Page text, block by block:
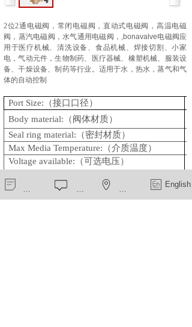
2位2通电磁阀， 常闭电磁阀，直动式电磁阀，高温电磁
阀，蒸汽电磁阀，水气通用电磁阀， ,bonavalve电磁阀应
用于医疗机械、清洗设备、食品机械、焊接切割、小家
电，气动元件，生物制药、医疗器械、橡塑机械、服装设
备、干燥设备、制药等行业。 适用于水， 热水，蒸气和气
体的自动控制
Port Size: （接口口径）
Body material: （阀体材质）
Seal ring material: （密封材质）
Max Media Temperature: （介质温度）
Voltage available: （可选电压）
Inner Orifice（流量通径） Φ
work Pressure:（工作压力）
在线留言 English